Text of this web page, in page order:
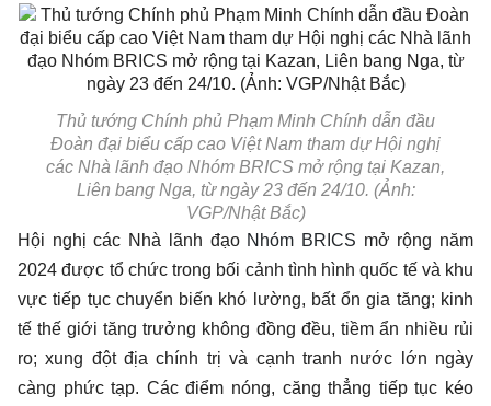
Thủ tướng Chính phủ Phạm Minh Chính dẫn đầu
Ðoàn đại biểu cấp cao Việt Nam tham dự Hội nghị
các Nhà lãnh đạo Nhóm BRICS mở rộng tại Kazan,
Liên bang Nga, từ ngày 23 đến 24/10. (Ảnh:
VGP/Nhật Bắc)
Hội nghị các Nhà lãnh đạo Nhóm BRICS mở rộng năm
2024 được tổ chức trong bối cảnh tình hình quốc tế và khu
vực tiếp tục chuyển biến khó lường, bất ổn gia tăng; kinh
tế thế giới tăng trưởng không đồng đều, tiềm ẩn nhiều rủi
ro; xung đột địa chính trị và cạnh tranh nước lớn ngày
càng phức tạp. Các điểm nóng, căng thẳng tiếp tục kéo